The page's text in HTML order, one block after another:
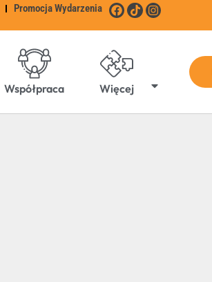
Promocja Wydarzenia
Współpraca Więcej